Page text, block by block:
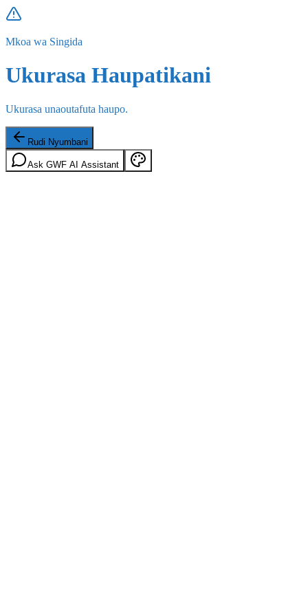
Mkoa wa Singida
Ukurasa Haupatikani
Ukurasa unaoutafuta haupo.
Rudi Nyumbani
Ask GWF AI Assistant